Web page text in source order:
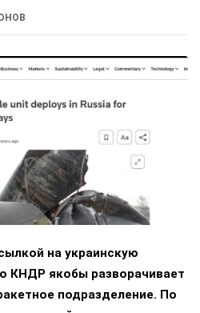
на украинскую
КНДР якобы разворачивает
подразделение. По